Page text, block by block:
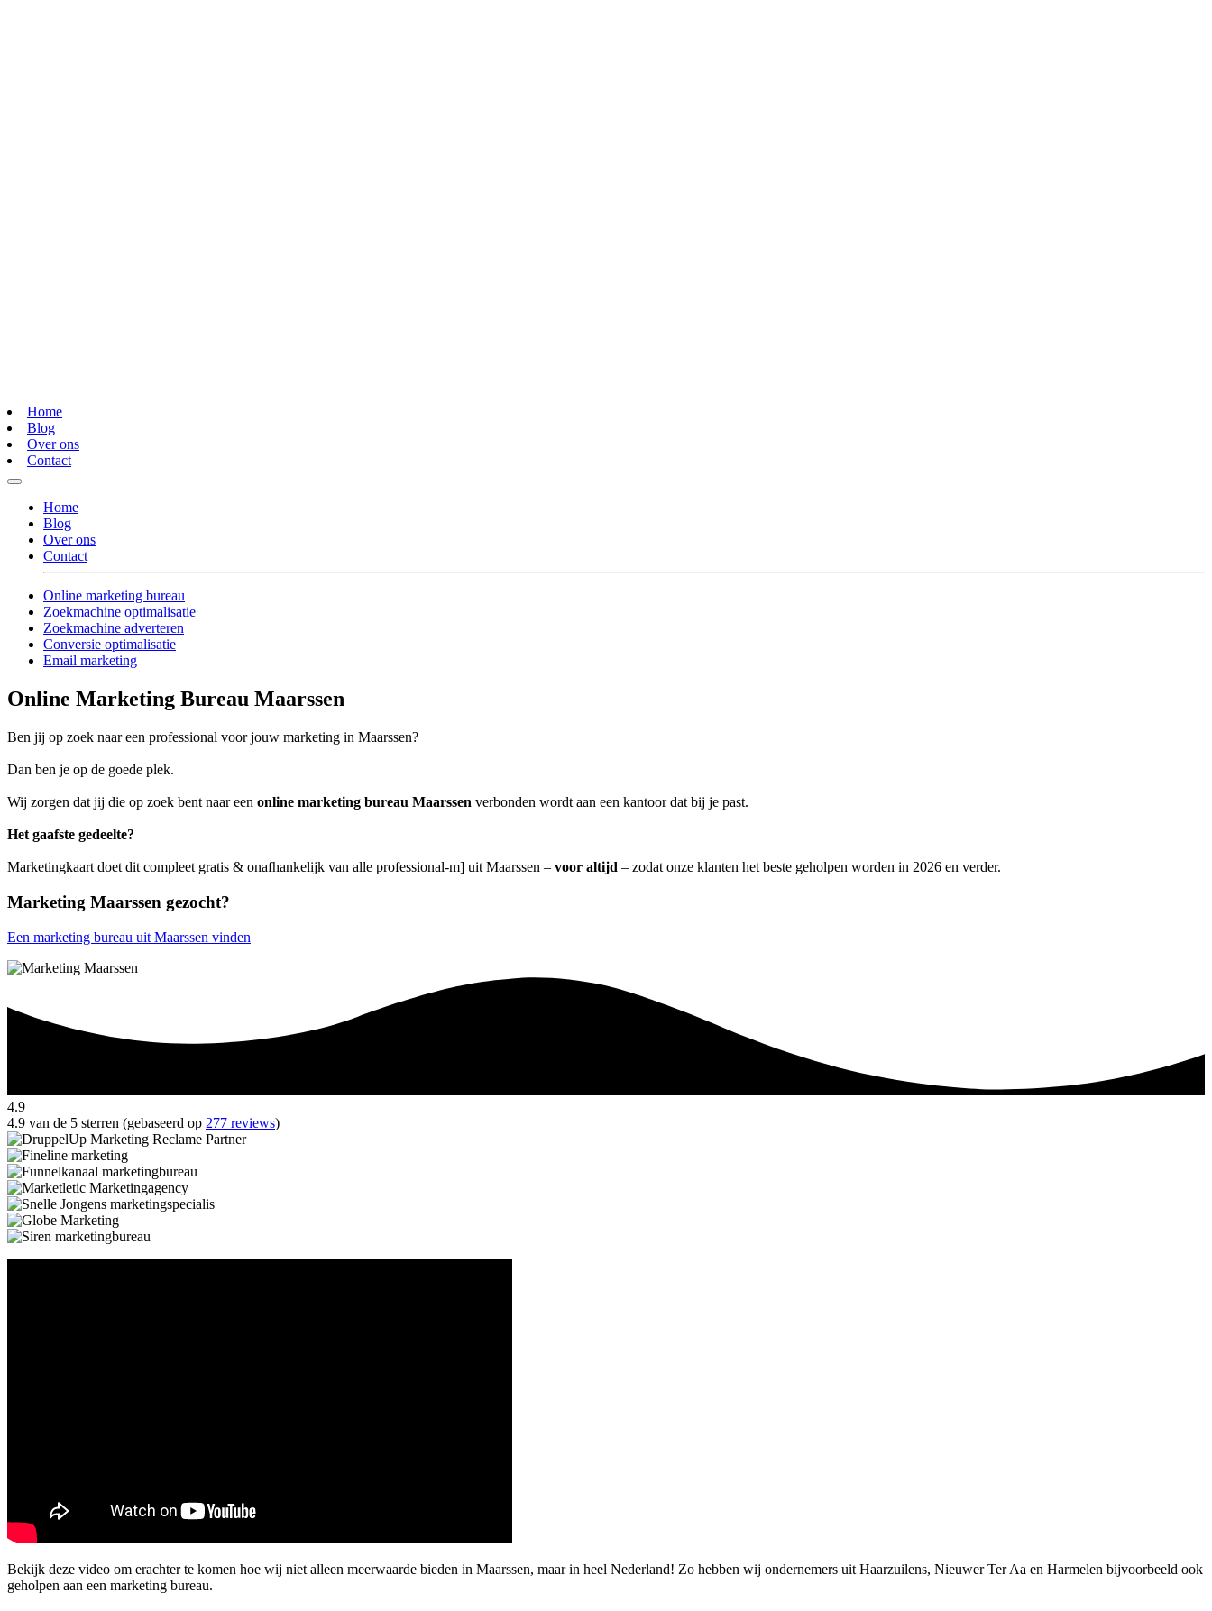
Home
Blog
Over ons
Contact
Home
Blog
Over ons
Contact
Online marketing bureau
Zoekmachine optimalisatie
Zoekmachine adverteren
Conversie optimalisatie
Email marketing
Online Marketing Bureau Maarssen
Ben jij op zoek naar een professional voor jouw marketing in Maarssen?
Dan ben je op de goede plek.
Wij zorgen dat jij die op zoek bent naar een online marketing bureau Maarssen verbonden wordt aan een kantoor dat bij je past.
Het gaafste gedeelte?
Marketingkaart doet dit compleet gratis & onafhankelijk van alle professional-m] uit Maarssen – voor altijd – zodat onze klanten het beste geholpen worden in 2026 en verder.
Marketing Maarssen gezocht?
Een marketing bureau uit Maarssen vinden
4.9
4.9 van de 5 sterren (gebaseerd op 277 reviews)
Bekijk deze video om erachter te komen hoe wij niet alleen meerwaarde bieden in Maarssen, maar in heel Nederland! Zo hebben wij ondernemers uit Haarzuilens, Nieuwer Ter Aa en Harmelen bijvoorbeeld ook
geholpen aan een marketing bureau.